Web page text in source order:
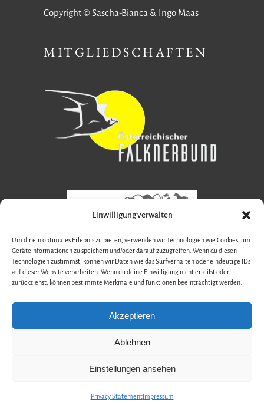
Einwilligung verwalten
Um dir ein optimales Erlebnis zu bieten, verwenden wir Technologien wie Cookies, um
Geräteinformationen zu speichern und/oder darauf zuzugreifen. Wenn du diesen
Technologien zustimmst, können wir Daten wie das Surfverhalten oder eindeutige IDs
auf dieser Website verarbeiten. Wenn du deine Einwilligung nicht erteilst oder
zurückziehst, können bestimmte Merkmale und Funktionen beeinträchtigt werden.
Akzeptieren
Ablehnen
Einstellungen ansehen
Privacy StatementImpressum
Copyright © Sascha-Bianca & Ingo Maas
MITGLIEDSCHAFTEN